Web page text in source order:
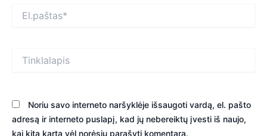
Noriu savo interneto naršyklėje išsaugoti vardą, el. pašto
adresą ir interneto puslapį, kad jų nebereiktų įvesti iš naujo,
kai kitą kartą vėl norėsiu parašyti komentarą.